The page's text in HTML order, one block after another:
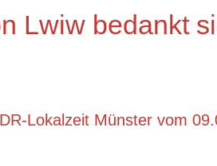
Lwiw bedankt
Lokal­zeit Müns­ter vom